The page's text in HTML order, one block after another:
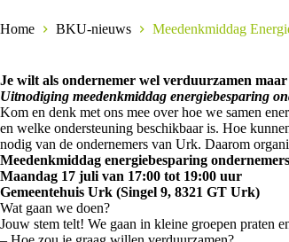
Home BKU-nieuws Meedenkmiddag
Je wilt als ondernemer wel verduurzamen
Uitnodiging meedenkmiddag energiebesparing
Kom en denk met ons mee over hoe we samen
en welke ondersteuning beschikbaar is. Hoe
nodig van de ondernemers van Urk. Daarom
Meedenkmiddag energiebesparing ondernemers
Maandag 17 juli van 17:00 tot 19:00 uur
Gemeentehuis Urk (Singel 9, 8321 GT Urk)
Wat gaan we doen?
Jouw stem telt! We gaan in kleine groepen praten